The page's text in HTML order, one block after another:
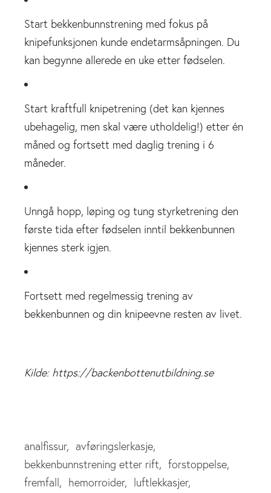
Start bekkenbunnstrening med fokus på
knipefunksjonen kunde endetarmsåpningen. Du
kan begynne allerede en uke etter fødselen.
Start kraftfull knipetrening (det kan kjennes
ubehagelig, men skal være utholdelig!) etter én
måned og fortsett med daglig trening i 6
måneder.
Unngå hopp, løping og tung styrketrening den
første tida efter fødselen inntil bekkenbunnen
kjennes sterk igjen.
Fortsett med regelmessig trening av
bekkenbunnen og din knipeevne resten av livet.
Kilde: https://backenbottenutbildning.se
analfissur
avføringslerkasje
bekkenbunnstrening etter rift
forstoppelse
fremfall
hemorroider
luftlekkasjer